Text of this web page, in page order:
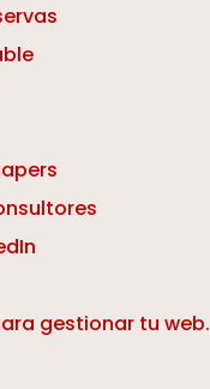
gestionar tu web.